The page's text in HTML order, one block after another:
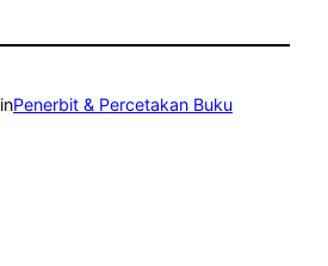
inPenerbit & Percetakan Buku